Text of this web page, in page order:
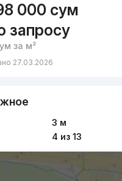
000 сум
запросу
за м²
27.03.2026
3 м
4 из 13